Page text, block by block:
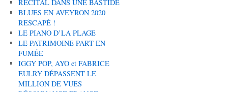
RECITAL DANS UNE BASTIDE
BLUES EN AVEYRON 2020
RESCAPÉ !
LE PIANO D’LA PLAGE
LE PATRIMOINE PART EN
FUMÉE
IGGY POP, AYO et FABRICE
EULRY DÉPASSENT LE
MILLION DE VUES